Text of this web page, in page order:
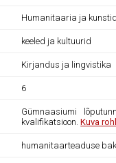
Humanitaaria ja
keeled ja kultuurid
Kirjandus ja lingvistika
6
Gümnaasiumi
kvalifikatsioon.Kuva
humanitaarteaduse